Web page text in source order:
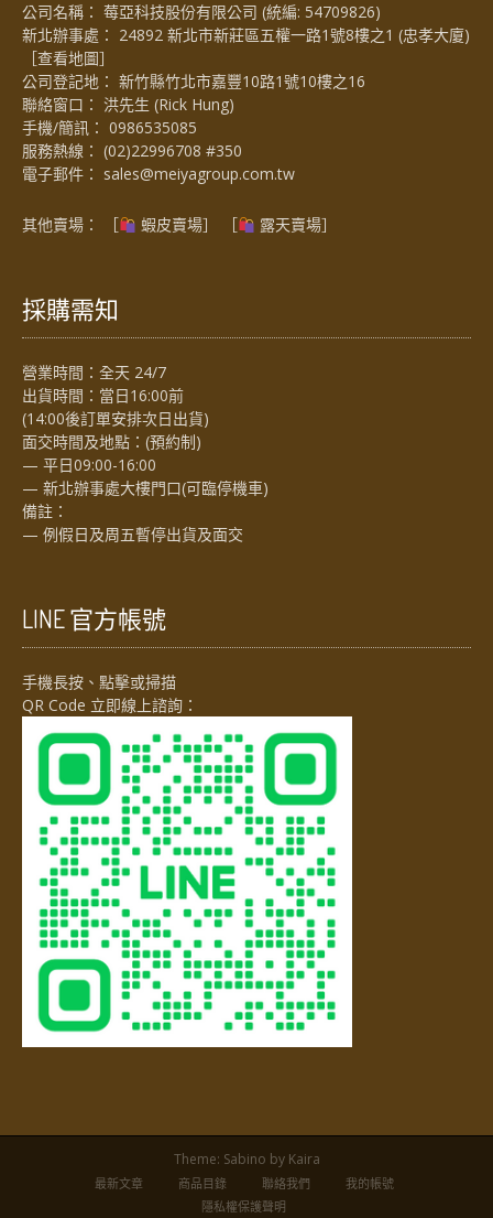
公司名稱： 莓亞科技股份有限公司 (統編: 54709826)
新北辦事處： 24892 新北市新莊區五權一路1號8樓之1 (忠孝大廈)
［查看地圖］
公司登記地： 新竹縣竹北市嘉豐10路1號10樓之16
聯絡窗口： 洪先生 (Rick Hung)
手機/簡訊： 0986535085
服務熱線： (02)22996708 #350
電子郵件： sales@meiyagroup.com.tw
其他賣場： ［ 蝦皮賣場］ ［ 露天賣場］
採購需知
營業時間：全天 24/7
出貨時間：當日16:00前
(14:00後訂單安排次日出貨)
面交時間及地點：(預約制)
— 平日09:00-16:00
— 新北辦事處大樓門口(可臨停機車)
備註：
— 例假日及周五暫停出貨及面交
LINE 官方帳號
手機長按、點擊或掃描
QR Code 立即線上諮詢：
Theme: Sabino by Kaira
最新文章 商品目錄 聯絡我們
我的帳號
隱私權保護聲明